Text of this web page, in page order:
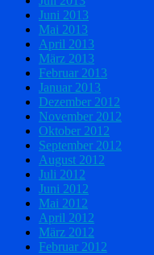
Juni 2013
Mai 2013
April 2013
März 2013
Februar 2013
Januar 2013
Dezember 2012
November 2012
Oktober 2012
September 2012
August 2012
Juli 2012
Juni 2012
Mai 2012
April 2012
März 2012
Februar 2012